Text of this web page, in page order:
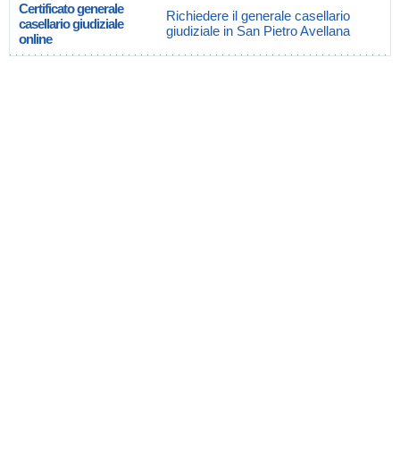
Certificato generale
casellario giudiziale
online
Richiedere il generale casellario
giudiziale in San Pietro Avellana